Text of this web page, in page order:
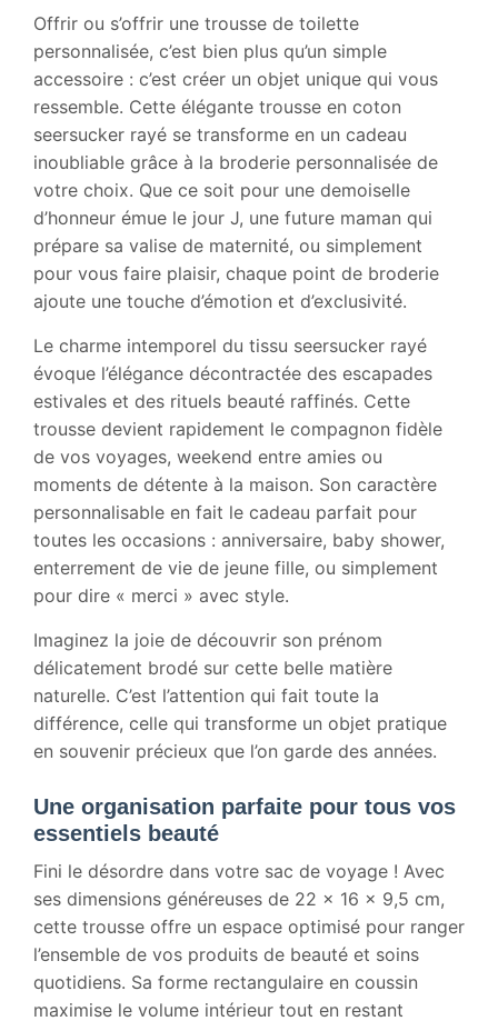
Offrir ou s’offrir une trousse de toilette
personnalisée, c’est bien plus qu’un simple
accessoire : c’est créer un objet unique qui vous
ressemble. Cette élégante trousse en coton
seersucker rayé se transforme en un cadeau
inoubliable grâce à la broderie personnalisée de
votre choix. Que ce soit pour une demoiselle
d’honneur émue le jour J, une future maman qui
prépare sa valise de maternité, ou simplement
pour vous faire plaisir, chaque point de broderie
ajoute une touche d’émotion et d’exclusivité.
Le charme intemporel du tissu seersucker rayé
évoque l’élégance décontractée des escapades
estivales et des rituels beauté raffinés. Cette
trousse devient rapidement le compagnon fidèle
de vos voyages, weekend entre amies ou
moments de détente à la maison. Son caractère
personnalisable en fait le cadeau parfait pour
toutes les occasions : anniversaire, baby shower,
enterrement de vie de jeune fille, ou simplement
pour dire « merci » avec style.
Imaginez la joie de découvrir son prénom
délicatement brodé sur cette belle matière
naturelle. C’est l’attention qui fait toute la
différence, celle qui transforme un objet pratique
en souvenir précieux que l’on garde des années.
Une organisation parfaite pour tous vos
essentiels beauté
Fini le désordre dans votre sac de voyage ! Avec
ses dimensions généreuses de 22 x 16 x 9,5 cm,
cette trousse offre un espace optimisé pour ranger
l’ensemble de vos produits de beauté et soins
quotidiens. Sa forme rectangulaire en coussin
maximise le volume intérieur tout en restant